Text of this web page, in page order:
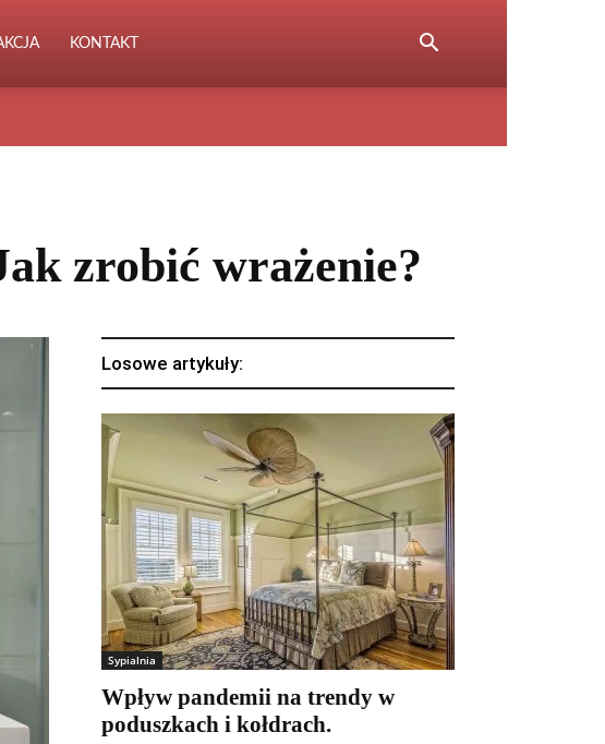
KONTAKT
zrobić wrażenie?
Losowe artykuły:
Sypialnia
Wpływ pandemii na trendy w
poduszkach i kołdrach.